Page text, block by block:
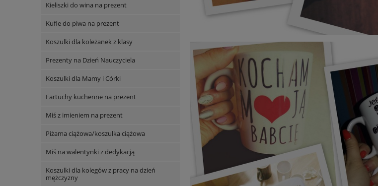
Kieliszki do wina na prezent
Kufle do piwa na prezent
Koszulki dla koleżanek z klasy
Prezenty na Dzień Nauczyciela
Koszulki dla Mamy i Córki
Fartuchy kuchenne na prezent
Miś z imieniem na prezent
Piżama ciążowa/koszulka ciążowa
Miś na walentynki z dedykacją
Koszulki dla kolegów z pracy na dzień
mężczyzny